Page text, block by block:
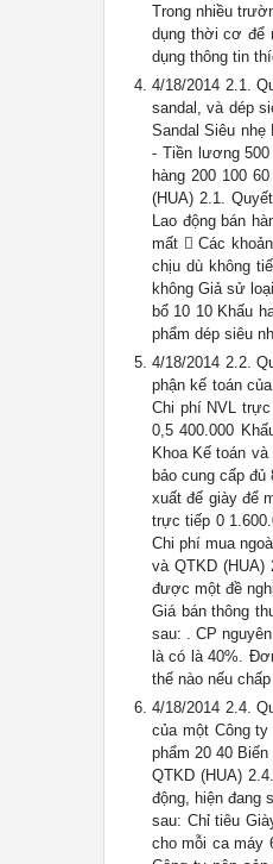
Trong nhiều
dụng thời cơ để
dụng thông tin
4/18/2014 2.1.
sandal, và dép
Sandal Siêu nhẹ
- Tiền lương
hàng 200 100
(HUA) 2.1.
Lao động bán
mất  Các
chịu dù không
không Giả sử
bổ 10 10 Khấu
phẩm dép siêu
4/18/2014 2.2.
phận kế toán
Chi phí NVL
0,5 400.000
Khoa Kế toán
bảo cung cấp
xuất đế giày để
trực tiếp 0
Chi phí mua
và QTKD
được một đề
Giá bán thông
sau: . CP
là có là 40%.
thế nào nếu
4/18/2014 2.4.
của một Công
phẩm 20 40
QTKD (HUA)
động, hiện đang
sau: Chỉ tiêu
cho mỗi ca máy